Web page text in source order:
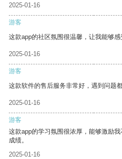
2025-01-16
游客
这款app的社区氛围很温馨，让我能够感
2025-01-16
游客
这款软件的售后服务非常好，遇到问题
2025-01-16
游客
这款app的学习氛围很浓厚，能够激励
成绩。
2025-01-16